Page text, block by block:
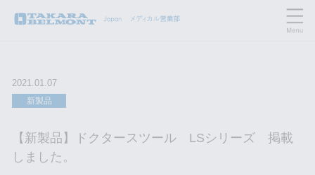
2021.01.07
新製品
【新製品】ドクタースツール LSシリーズ 掲載
しました。